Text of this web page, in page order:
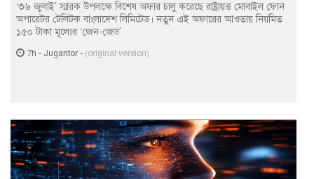
‘৩৬ জুলাই’ স্মারক উপলক্ষে বিশেষ অফার চালু করেছে রাষ্ট্রায়ত্ত মোবাইল ফোন
অপারেটর টেলিটক বাংলাদেশ লিমিটেড। নতুন এই অফারের আওতায় নিয়মিত
১৫০ টাকা মূল্যের ‘জেন-জেড’
7h - Jugantor - (original version)